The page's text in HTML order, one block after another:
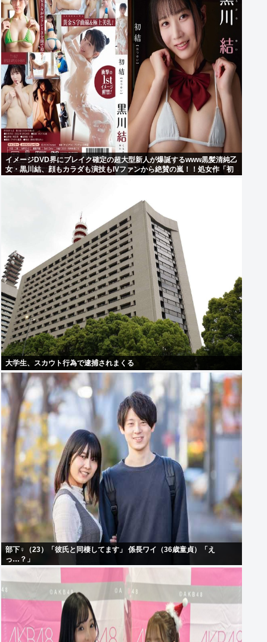
イメージDVD界にブレイク確定の超大型新人が爆誕するwww黒髪清純乙
女・黒川結、顔もカラダも演技もIVファンから絶賛の嵐！！処女作「初
大学生、スカウト行為で逮捕されまくる
部下♀（23）「彼氏と同棲してます」 係長ワイ（36歳童貞）「え
っ…？」